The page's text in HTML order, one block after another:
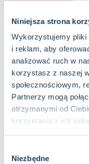
Niniejsza strona
Wykorzystujemy pliki
i reklam, aby
analizować ruch w
korzystasz z naszej
społecznościowym,
Partnerzy mogą
otrzymanymi od
korzystania z ich
zgody
Niezbędne
OPIS
Ta urocza książeczka
najmłodsze dzieci do
wzrokowo-ruchową.
Strony:
12 , Format:
ISBN:978-83-8350-
EAN: 9788383507873
Rok wydania:2025
Wydawnictwo:
Kategorie:0+, Dzieci
Oprawa:książka